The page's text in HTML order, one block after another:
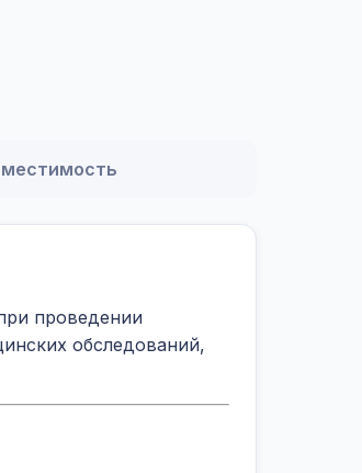
проведении
обследований,